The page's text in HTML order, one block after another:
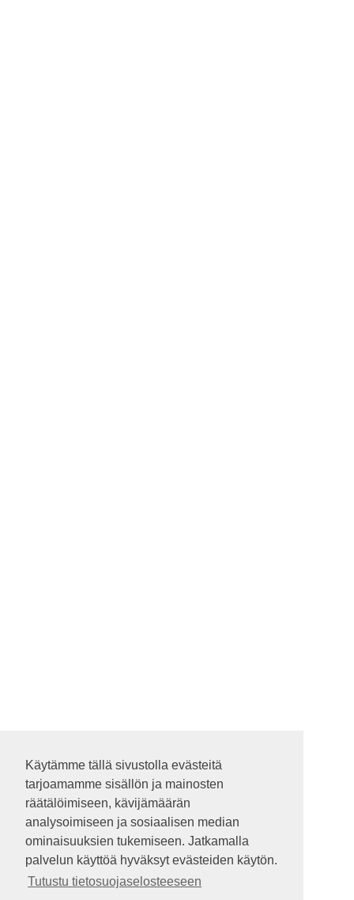
Käytämme tällä sivustolla evästeitä
tarjoamamme sisällön ja mainosten
räätälöimiseen, kävijämäärän
analysoimiseen ja sosiaalisen median
ominaisuuksien tukemiseen. Jatkamalla
palvelun käyttöä hyväksyt evästeiden käytön.
Tutustu tietosuojaselosteeseen
Käytämme tällä sivustolla evästeitä
tarjoamamme sisällön ja mainosten
räätälöimiseen, kävijämäärän
analysoimiseen ja sosiaalisen median
ominaisuuksien tukemiseen. Jatkamalla
palvelun käyttöä hyväksyt evästeiden käytön.
Tutustu tietosuojaselosteeseen